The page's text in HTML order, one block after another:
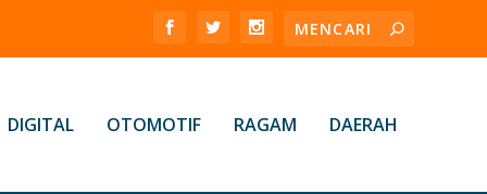
DIGITAL OTOMOTIF RAGAM DAERAH